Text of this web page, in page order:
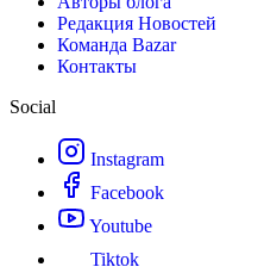
Редакция Новостей
Команда Bazar
Контакты
Social
Instagram
Facebook
Youtube
Tiktok